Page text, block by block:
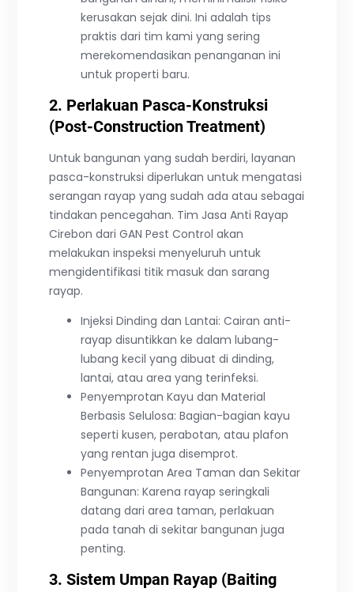
kerusakan sejak dini. Ini adalah tips
praktis dari tim kami yang sering
merekomendasikan penanganan ini
untuk properti baru.
2. Perlakuan Pasca-Konstruksi
(Post-Construction Treatment)
Untuk bangunan yang sudah berdiri, layanan
pasca-konstruksi diperlukan untuk mengatasi
serangan rayap yang sudah ada atau sebagai
tindakan pencegahan. Tim Jasa Anti Rayap
Cirebon dari GAN Pest Control akan
melakukan inspeksi menyeluruh untuk
mengidentifikasi titik masuk dan sarang
rayap.
Injeksi Dinding dan Lantai: Cairan anti-
rayap disuntikkan ke dalam lubang-
lubang kecil yang dibuat di dinding,
lantai, atau area yang terinfeksi.
Penyemprotan Kayu dan Material
Berbasis Selulosa: Bagian-bagian kayu
seperti kusen, perabotan, atau plafon
yang rentan juga disemprot.
Penyemprotan Area Taman dan Sekitar
Bangunan: Karena rayap seringkali
datang dari area taman, perlakuan
pada tanah di sekitar bangunan juga
penting.
3. Sistem Umpan Rayap (Baiting